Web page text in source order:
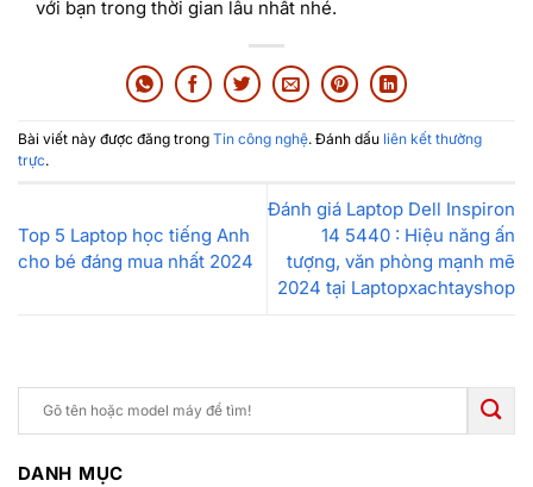
với bạn trong thời gian lâu nhất nhé.
Bài viết này được đăng trong Tin công nghệ. Đánh dấu liên kết thường
trực.
Top 5 Laptop học tiếng Anh
cho bé đáng mua nhất 2024
Đánh giá Laptop Dell Inspiron
14 5440 : Hiệu năng ấn
tượng, văn phòng mạnh mẽ
2024 tại Laptopxachtayshop
DANH MỤC